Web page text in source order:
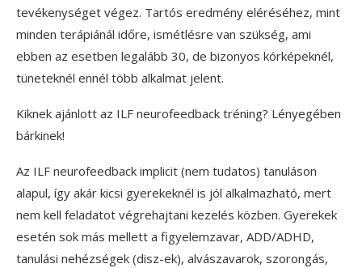
tevékenységet végez. Tartós eredmény eléréséhez, mint
minden terápiánál időre, ismétlésre van szükség, ami
ebben az esetben legalább 30, de bizonyos kórképeknél,
tüneteknél ennél több alkalmat jelent.
Kiknek ajánlott az ILF neurofeedback tréning? Lényegében
bárkinek!
Az ILF neurofeedback implicit (nem tudatos) tanuláson
alapul, így akár kicsi gyerekeknél is jól alkalmazható, mert
nem kell feladatot végrehajtani kezelés közben. Gyerekek
esetén sok más mellett a figyelemzavar, ADD/ADHD,
tanulási nehézségek (disz-ek), alvászavarok, szorongás,